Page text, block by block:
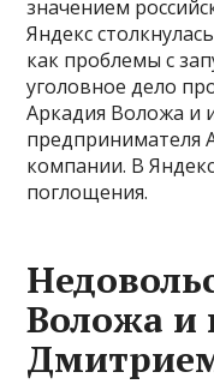
значением
Яндекс
как проблемы с
уголовное дело
Аркадия Воложа и
предпринимателя
компании. В
поглощения.
Воложа и